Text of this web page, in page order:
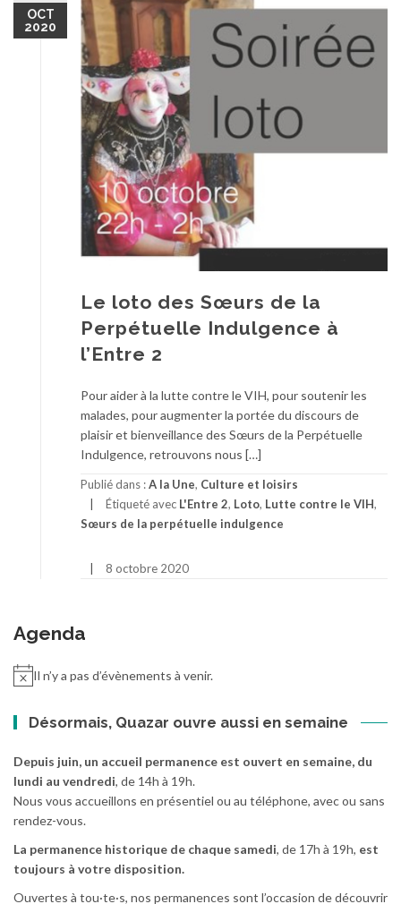
OCT
2020
Le loto des Sœurs de la
Perpétuelle Indulgence à
l’Entre 2
Pour aider à la lutte contre le VIH, pour soutenir les
malades, pour augmenter la portée du discours de
plaisir et bienveillance des Sœurs de la Perpétuelle
Indulgence, retrouvons nous […]
Publié dans :A la Une, Culture et loisirs
Étiqueté avec L'Entre 2, Loto, Lutte contre le VIH,
Sœurs de la perpétuelle indulgence
8 octobre 2020
Agenda
Il n’y a pas d’évènements à venir.
Désormais, Quazar ouvre aussi en semaine
Depuis juin, un accueil permanence est ouvert en semaine, du
lundi au vendredi, de 14h à 19h.
Nous vous accueillons en présentiel ou au téléphone, avec ou sans
rendez-vous.
La permanence historique de chaque samedi, de 17h à 19h, est
toujours à votre disposition.
Ouvertes à tou·te·s, nos permanences sont l’occasion de découvrir